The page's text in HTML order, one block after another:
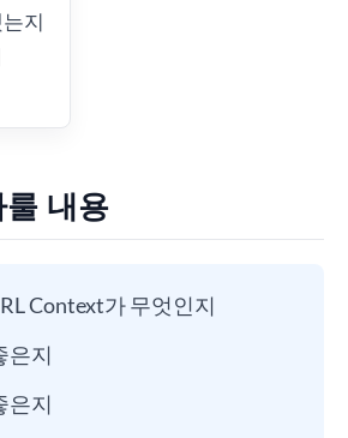
지
내용
Context가 무엇인지
은지
은지